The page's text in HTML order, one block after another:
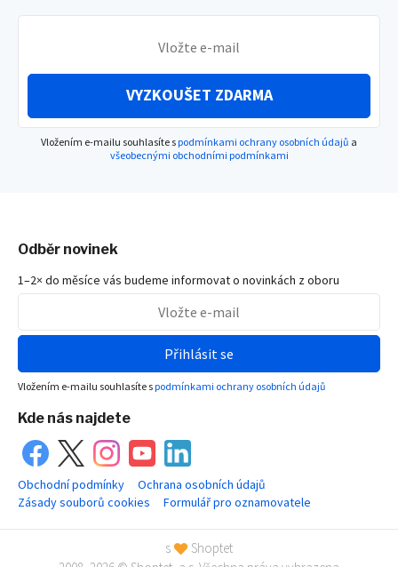
VYZKOUŠET ZDARMA
Vložením e-mailu souhlasíte spodmínkami ochrany osobních údajů a
všeobecnými obchodními podmínkami
Odběr novinek
1–2× do měsíce vás budeme informovat o novinkách z oboru
Přihlásit se
Vložením e-mailu souhlasíte spodmínkami ochrany osobních údajů
Kde nás najdete
Obchodní podmínky
Ochrana osobních údajů
Zásady souborů cookies
Formulář pro oznamovatele
s
Shoptet